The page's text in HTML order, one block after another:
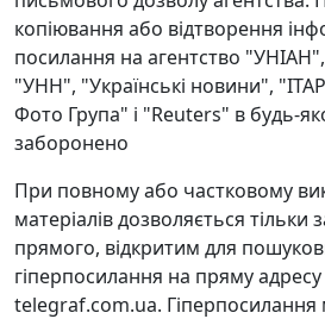
копіювання або відтворення
посилання на агентство
"УНН", "Українські новини",
Фото Група" і "Reuters" в будь-
заборонено
При повному або частковому
матеріалів дозволяється тільки
прямого, відкритим для
гіперпосилання на пряму адресу
telegraf.com.ua. Гіперпосилання